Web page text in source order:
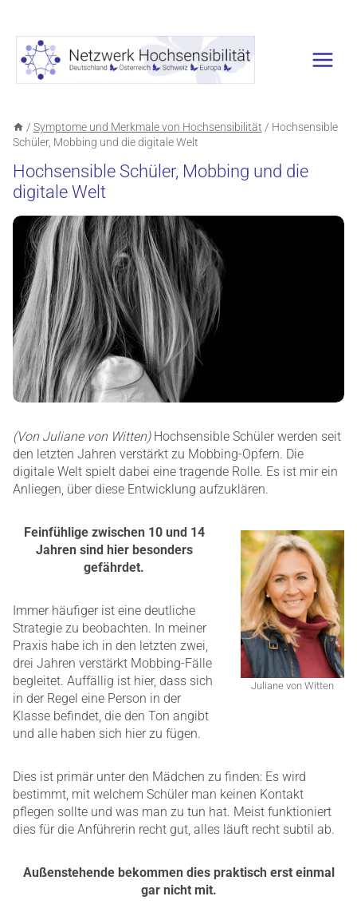
springen
/ Symptome und Merkmale von Hochsensibilität / Hochsensible
Schüler, Mobbing und die digitale Welt
Hochsensible Schüler, Mobbing und die
digitale Welt
(Von Juliane von Witten)Hochsensible Schüler werden seit
den letzten Jahren verstärkt zu Mobbing-Opfern. Die
digitale Welt spielt dabei eine tragende Rolle. Es ist mir ein
Anliegen, über diese Entwicklung aufzuklären.
Juliane von Witten
Feinfühlige zwischen 10 und 14
Jahren sind hier besonders
gefährdet.
Immer häufiger ist eine deutliche
Strategie zu beobachten. In meiner
Praxis habe ich in den letzten zwei,
drei Jahren verstärkt Mobbing-Fälle
begleitet. Auffällig ist hier, dass sich
in der Regel eine Person in der
Klasse befindet, die den Ton angibt
und alle haben sich hier zu fügen.
Dies ist primär unter den Mädchen zu finden: Es wird
bestimmt, mit welchem Schüler man keinen Kontakt
pflegen sollte und was man zu tun hat. Meist funktioniert
dies für die Anführerin recht gut, alles läuft recht subtil ab.
Außenstehende bekommen dies praktisch erst einmal
gar nicht mit.